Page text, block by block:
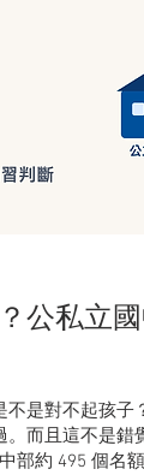
讓小六生在升
課程內容的課
即以英文先修
公私立
不是對不起孩
而且這不是錯
部約 495 個名